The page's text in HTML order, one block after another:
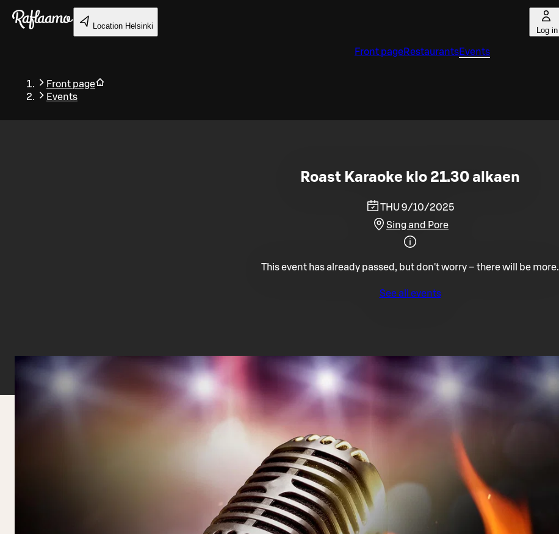
Skip to main content
Location Helsinki Log in
Front pageRestaurantsEvents
Front page
Events
Back
Roast Karaoke klo 21.30 alkaen
THU 9/10/2025
Sing and Pore
This event has already passed, but don't worry – there will be more.
See all events